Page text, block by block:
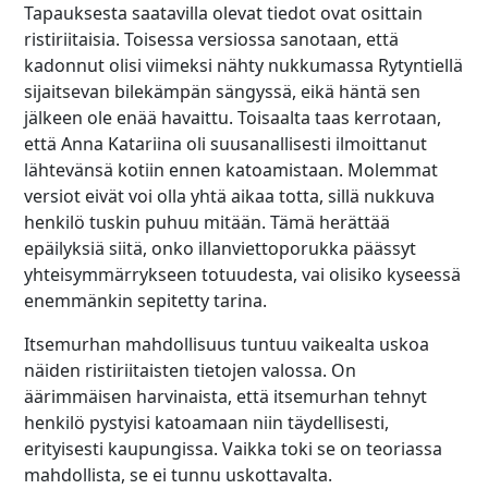
Tapauksesta saatavilla olevat tiedot ovat osittain
ristiriitaisia. Toisessa versiossa sanotaan, että
kadonnut olisi viimeksi nähty nukkumassa Rytyntiellä
sijaitsevan bilekämpän sängyssä, eikä häntä sen
jälkeen ole enää havaittu. Toisaalta taas kerrotaan,
että Anna Katariina oli suusanallisesti ilmoittanut
lähtevänsä kotiin ennen katoamistaan. Molemmat
versiot eivät voi olla yhtä aikaa totta, sillä nukkuva
henkilö tuskin puhuu mitään. Tämä herättää
epäilyksiä siitä, onko illanviettoporukka päässyt
yhteisymmärrykseen totuudesta, vai olisiko kyseessä
enemmänkin sepitetty tarina.
Itsemurhan mahdollisuus tuntuu vaikealta uskoa
näiden ristiriitaisten tietojen valossa. On
äärimmäisen harvinaista, että itsemurhan tehnyt
henkilö pystyisi katoamaan niin täydellisesti,
erityisesti kaupungissa. Vaikka toki se on teoriassa
mahdollista, se ei tunnu uskottavalta.